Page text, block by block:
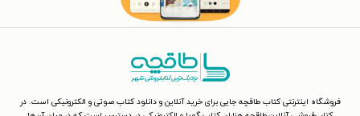
فروشگاه اینترنتی کتاب طاقچه جایی برای خرید آنلاین و دانلود کتاب صوتی و الکترونیکی است. در